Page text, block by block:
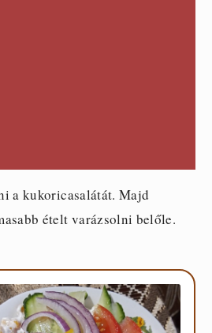
a kukoricasalátát. Majd
ételt varázsolni belőle.